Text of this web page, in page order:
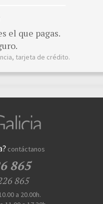
el que pagas.
tarjeta de crédito.
contáctanos
865
865
a 20.00h.